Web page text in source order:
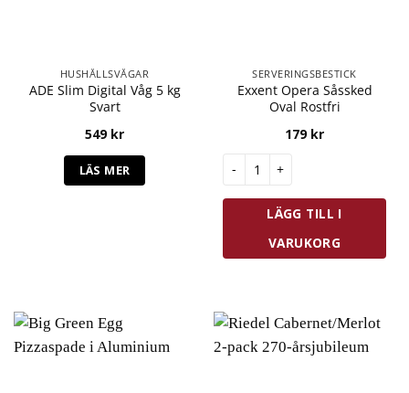
HUSHÅLLSVÅGAR
ADE Slim Digital Våg 5 kg
Svart
549 kr
LÄS MER
SERVERINGSBESTICK
Exxent Opera Såssked
Oval Rostfri
179 kr
Exxent Opera Såssked Oval
LÄGG TILL I
VARUKORG